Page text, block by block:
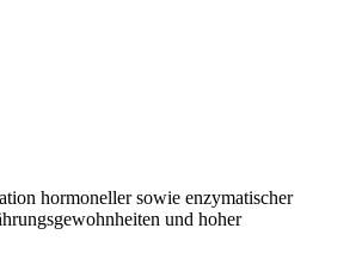
hormoneller sowie enzymatischer
und hoher